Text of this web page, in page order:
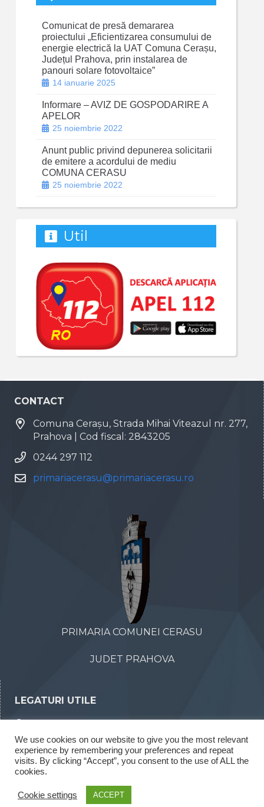
Comunicat de presă demararea
proiectului „Eficientizarea consumului de
energie electrică la UAT Comuna Cerașu,
Județul Prahova, prin instalarea de
panouri solare fotovoltaice”
14 ianuarie 2025
Informare – AVIZ DE GOSPODARIRE A
APELOR
25 noiembrie 2022
Anunt public privind depunerea solicitarii
de emitere a acordului de mediu
COMUNA CERASU
25 noiembrie 2022
Util
CONTACT
Comuna Cerașu, Strada Mihai Viteazul nr. 277,
Prahova | Cod fiscal: 2843205
0244 297 112
primariacerasu@primariacerasu.ro
PRIMARIA COMUNEI CERASU
JUDET PRAHOVA
LEGATURI UTILE
Declaratii de interese
Rapoarte legea 52/2003
We use cookies on our website to give you the most relevant
experience by remembering your preferences and repeat
visits. By clicking “Accept”, you consent to the use of ALL the
cookies.
Cookie settings ACCEPT